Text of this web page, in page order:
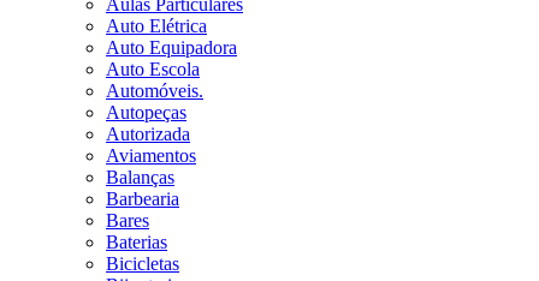
Aulas Particulares
Auto Elétrica
Auto Equipadora
Auto Escola
Automóveis.
Autopeças
Autorizada
Aviamentos
Balanças
Barbearia
Bares
Baterias
Bicicletas